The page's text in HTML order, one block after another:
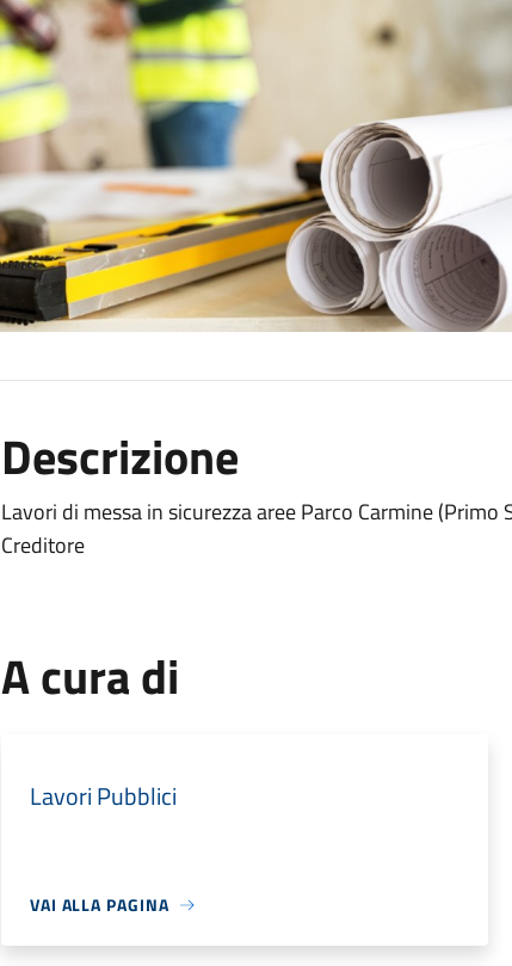
Descrizione
Lavori di messa in sicurezza aree Parco Carmine
Creditore
A cura di
Lavori Pubblici
VAI ALLA PAGINA